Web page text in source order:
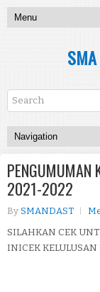
PENGUMUMAN
2021-2022
By SMANDAST
SILAHKAN CEK
INICEK